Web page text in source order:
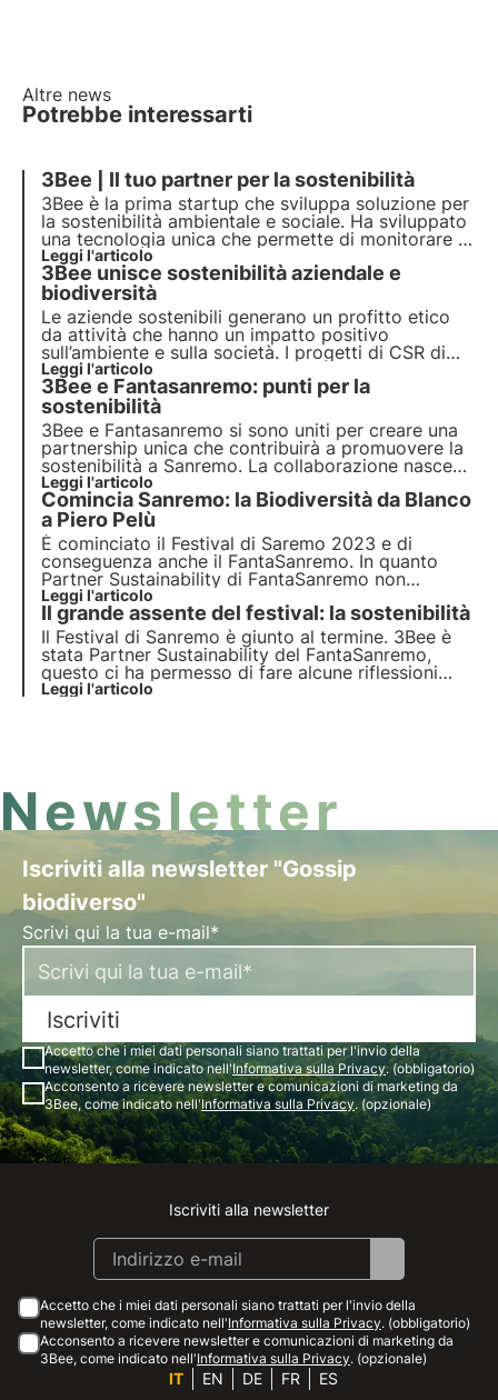
Altre news
Potrebbe interessarti
3Bee | Il tuo partner per la sostenibilità
3Bee è la prima startup che sviluppa soluzione per
la sostenibilità ambientale e sociale. Ha sviluppato
una tecnologia unica che permette di monitorare le
api e la biodiversità. Con oltre 300 aziende partner
e più di 150 mila clienti vuole imporsi come leader
per la protezione ambientale.
Leggi l'articolo
3Bee unisce sostenibilità aziendale e
biodiversità
Le aziende sostenibili generano un profitto etico
da attività che hanno un impatto positivo
sull’ambiente e sulla società. I progetti di CSR di
3Bee rigenerano la biodiversità. Scopri come
essere (più) sostenibile e come proteggere la
biodiversità coinvolgendo i tuoi dipendenti.
Leggi l'articolo
3Bee e Fantasanremo: punti per la
sostenibilità
3Bee e Fantasanremo si sono uniti per creare una
partnership unica che contribuirà a promuovere la
sostenibilità a Sanremo. La collaborazione nasce
per analizzare e supportare i punti assegnati alle
vere azioni di sostenibilità ambientale. 3Bee sarà
l'occhio critico sulla sostenibilità.
Leggi l'articolo
Comincia Sanremo: la Biodiversità da Blanco
a Piero Pelù
È cominciato il Festival di Saremo 2023 e di
conseguenza anche il FantaSanremo. In quanto
Partner Sustainability di FantaSanremo non
potevamo non commentare i momenti più salienti
legati alla biodiversità, dai fiori di Blanco alla
citazione di Piero Pelù.
Leggi l'articolo
Il grande assente del festival: la sostenibilità
Il Festival di Sanremo è giunto al termine. 3Bee è
stata Partner Sustainability del FantaSanremo,
questo ci ha permesso di fare alcune riflessioni
sulla sostenibilità. Un esempio sono stati gli abiti in
Leggi l'articolo
Newsletter
Iscriviti alla newsletter "Gossip
biodiverso"
Scrivi qui la tua e-mail*
Iscriviti
Accetto che i miei dati personali siano trattati per l'invio della
newsletter, come indicato nell'Informativa sulla Privacy. (obbligatorio)
Acconsento a ricevere newsletter e comunicazioni di marketing da
3Bee, come indicato nell'Informativa sulla Privacy. (opzionale)
Instagram
Facebook
Linkedin
Youtube
Iscriviti alla newsletter
Accetto che i miei dati personali siano trattati per l'invio della
newsletter, come indicato nell'Informativa sulla Privacy. (obbligatorio)
Acconsento a ricevere newsletter e comunicazioni di marketing da
3Bee, come indicato nell'Informativa sulla Privacy. (opzionale)
IT EN DE FR ES